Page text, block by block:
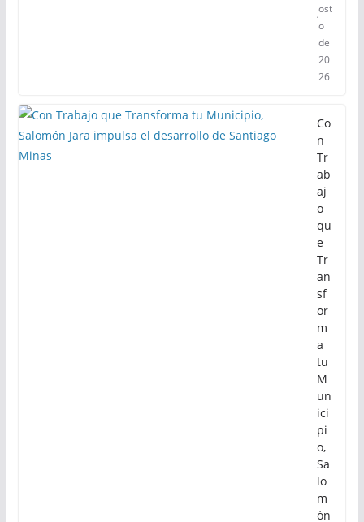
ost
o
de
20
26
Co
n
Tr
ab
aj
o
qu
e
Tr
an
sf
or
m
a
tu
M
un
ici
pi
o,
Sa
lo
m
ón